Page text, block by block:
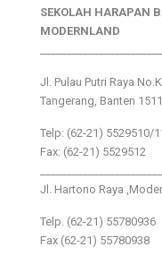
SEKOLAH HARAPAN
MODERNLAND
Jl. Pulau Putri Raya
Tangerang, Banten
Telp: (62-21) 5529510/
Fax: (62-21) 5529512
Jl. Hartono Raya
Telp. (62-21) 55780936
Fax (62-21) 55780938